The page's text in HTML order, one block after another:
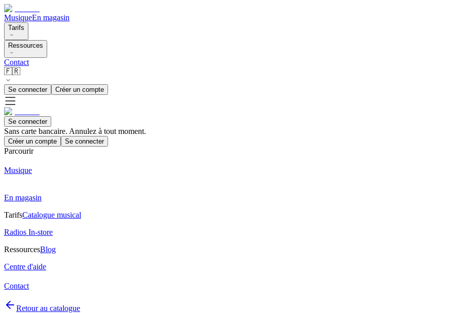
MusiqueEn magasin
Tarifs
Ressources
Contact
🇫🇷
Se connecter Créer un compte
Se connecter
Sans carte bancaire. Annulez à tout moment.
Créer un compte Se connecter
Parcourir
Musique
En magasin
TarifsCatalogue musical
Radios In-store
RessourcesBlog
Centre d'aide
Contact
Retour au catalogue